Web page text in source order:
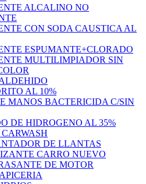
ALCALINO NO
CON SODA CAUSTICA AL
ESPUMANTE+CLORADO
MULTILIMPIADOR SIN
AL 10%
MANOS BACTERICIDA C/SIN
DE HIDROGENO AL 35%
DE LLANTAS
CARRO NUEVO
DE MOTOR